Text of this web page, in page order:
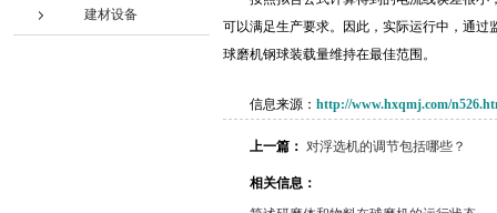
建材设备
可以满足生产要求。因此，实际运行中，通
球磨机钢球装载量维持在最佳范围。
信息来源： http://www.hxqmj.com/
上一篇： 对浮选机的调节包括哪些？
相关信息：